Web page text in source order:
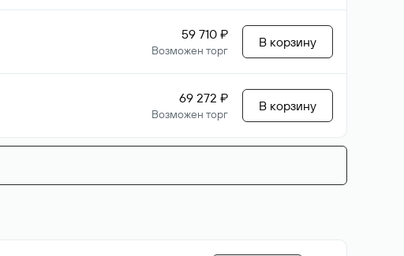
59 710 ₽
Возможен торг
В корзину
69 272 ₽
Возможен торг
В корзину